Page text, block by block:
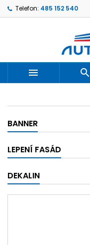
Telefon: 485 152 540
 
BANNER
LEPENÍ FASÁD
DEKALIN